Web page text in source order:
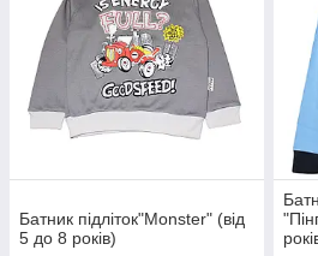
Яскравий дитячий
батник
Батник підліток"Monster" (від
5 до 8 років)